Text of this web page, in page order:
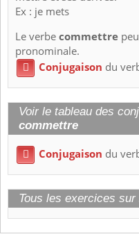
Ex : je mets
Le verbecommettre
pronominale.
 Conjugaison du
Voir le tableau des
commettre
 Conjugaison du
Tous les exercices sur